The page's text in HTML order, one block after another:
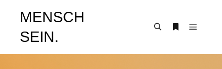
MENSCH
SEIN.